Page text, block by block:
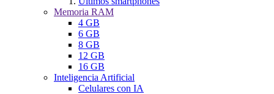
Memoria RAM
4 GB
6 GB
8 GB
12 GB
16 GB
Inteligencia Artificial
Celulares con IA